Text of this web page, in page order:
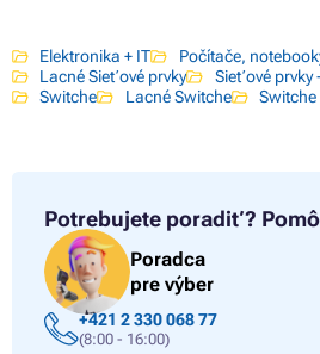
Elektronika + IT Počítače,
Lacné Sieťové prvky
Sieťové prvky
Switche
Lacné Switche Switche
Potrebujete poradiť?
Poradca
pre výber
+421 2 330 068 77
(8:00 - 16:00)